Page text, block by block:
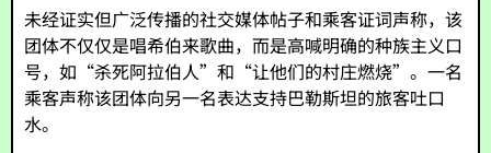
未经证实但广泛传播的社交媒体帖子和乘客证词声称，该
团体不仅仅是唱希伯来歌曲，而是高喊明确的种族主义口
号，如“杀死阿拉伯人”和“让他们的村庄燃烧”。一名
乘客声称该团体向另一名表达支持巴勒斯坦的旅客吐口
水。